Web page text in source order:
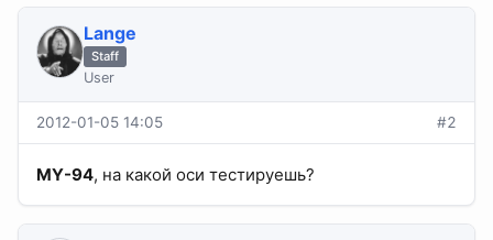
Lange
Staff
User
2012-01-05 14:05 #2
MY-94, на какой оси тестируешь?